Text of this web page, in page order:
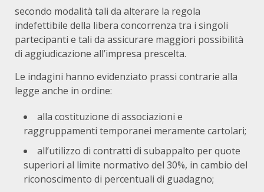
secondo modalità tali da alterare la regola
indefettibile della libera concorrenza tra i singoli
partecipanti e tali da assicurare maggiori possibilità
di aggiudicazione all’impresa prescelta.
Le indagini hanno evidenziato prassi contrarie alla
legge anche in ordine:
alla costituzione di associazioni e
raggruppamenti temporanei meramente cartolari;
all’utilizzo di contratti di subappalto per quote
superiori al limite normativo del 30%, in cambio del
riconoscimento di percentuali di guadagno;